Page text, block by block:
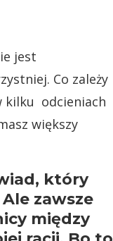
jest
Co zależy
kilku odcieniach
większy
który
zawsze
między